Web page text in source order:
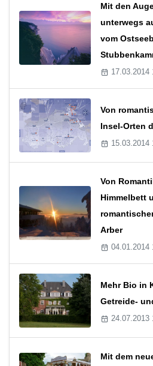
Mit den
unterwegs
vom
17.03.2014
Von
Insel-Orten
15.03.2014
Von
Himmelbett
Arber
04.01.2014
Mehr Bio in
Getreide-
24.07.2013
Mit dem